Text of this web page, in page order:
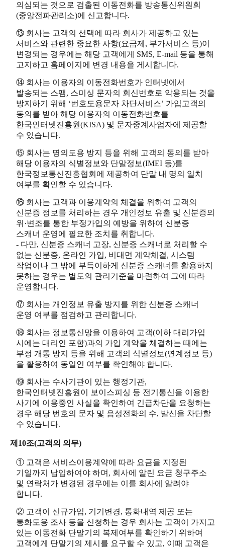
의심되는 것으로 검출된 이동전화를 방송통신위원회
(중앙전파관리소)에 신고합니다.
⑬ 회사는 고객의 선택에 따라 회사가 제공하고 있는
서비스와 관련한 중요한 사항(요금제, 부가서비스 등)이
변경되는 경우에는 해당 고객에게 SMS, E-mail 등을 통해
고지하고 홈페이지에 변경 내용을 게시합니다.
⑭ 회사는 이용자의 이동전화번호가 인터넷에서
발송되는 스팸, 스미싱 문자의 회신번호로 악용되는 것을
방지하기 위해 ‘번호도용문자 차단서비스’ 가입고객의
동의를 받아 해당 이용자의 이동전화번호를
한국인터넷진흥원(KISA) 및 문자중계사업자에 제공할
수 있습니다.
⑮ 회사는 명의도용 방지 등을 위해 고객의 동의를 받아
해당 이용자의 식별정보와 단말정보(IMEI 등)를
한국정보통신진흥협회에 제공하여 단말 내 명의 일치
여부를 확인할 수 있습니다.
⑯ 회사는 고객과 이용계약의 체결을 위하여 고객의
신분증 정보를 처리하는 경우 개인정보 유출 및 신분증의
위·변조를 통한 부정가입의 예방을 위하여 신분증
스캐너 운영에 필요한 조치를 취합니다.
- 다만, 신분증 스캐너 고장, 신분증 스캐너로 처리할 수
없는 신분증, 온라인 가입, 비대면 계약체결, 시스템
작업이나 그 밖에 부득이하게 신분증 스캐너를 활용하지
못하는 경우는 별도의 관리기준을 마련하여 그에 따라
운영합니다.
⑰ 회사는 개인정보 유출 방지를 위한 신분증 스캐너
운영 여부를 점검하고 관리합니다.
⑱ 회사는 정보통신망을 이용하여 고객(이하 대리가입
시에는 대리인 포함)과의 가입 계약을 체결하는 때에는
부정 개통 방지 등을 위해 고객의 식별정보(연계정보 등)
을 활용하여 동일인 여부를 확인해야 합니다.
⑲ 회사는 수사기관이 있는 행정기관,
한국인터넷진흥원이 보이스피싱 등 전기통신을 이용한
사기에 이용중인 사실을 확인하여 긴급차단을 요청하는
경우 해당 번호의 문자 및 음성전화의 수, 발신을 차단할
수 있습니다.
제10조(고객의 의무)
① 고객은 서비스이용계약에 따라 요금을 지정된
기일까지 납입하여야 하며, 회사에 알린 요금 청구주소
및 연락처가 변경된 경우에는 이를 회사에 알려야
합니다.
② 고객이 신규가입, 기기변경, 통화내역 제공 또는
통화도용 조사 등을 신청하는 경우 회사는 고객이 가지고
있는 이동전화 단말기의 복제여부를 확인하기 위하여
고객에게 단말기의 제시를 요구할 수 있고, 이때 고객은